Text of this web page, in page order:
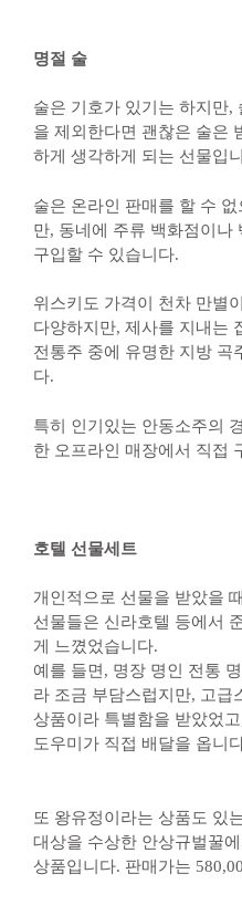
명절 술
술은 기호가 있기는 하지만,
을 제외한다면 괜찮은 술은
하게 생각하게 되는 선물입
술은 온라인 판매를 할 수
만, 동네에 주류 백화점이나
구입할 수 있습니다.
위스키도 가격이 천차 만별
다양하지만, 제사를 지내는
전통주 중에 유명한 지방 곡
다.
특히 인기있는 안동소주의
한 오프라인 매장에서 직접
호텔 선물세트
개인적으로 선물을 받았을
선물들은 신라호텔 등에서
게 느꼈었습니다.
예를 들면, 명장 명인 전통
라 조금 부담스럽지만, 고급
상품이라 특별함을 받았었
도우미가 직접 배달을 옵니
또 왕유정이라는 상품도 있
대상을 수상한 안상규벌꿀
상품입니다. 판매가는